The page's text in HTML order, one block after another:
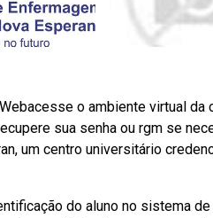
o ambiente virtual
sua senha ou rgm se
um centro universitário
do aluno no sistema